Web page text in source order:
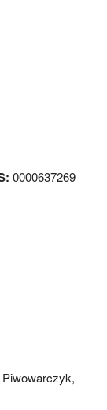
0000637269